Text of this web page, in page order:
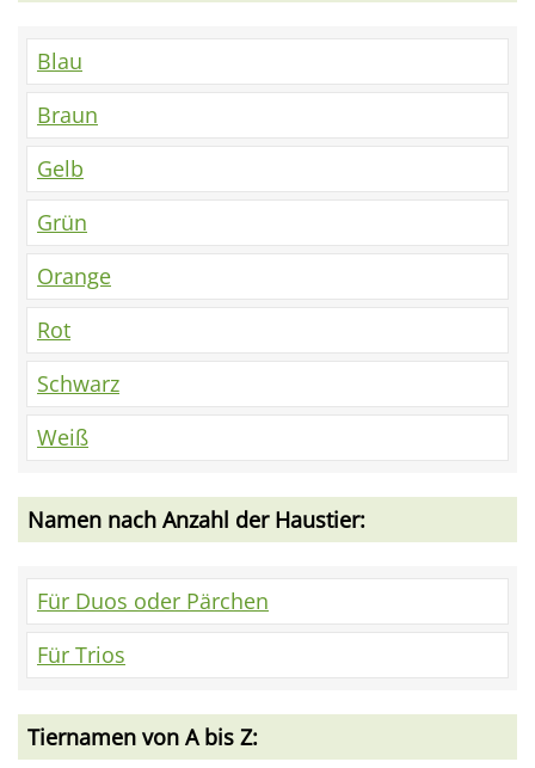
Blau
Braun
Gelb
Grün
Orange
Rot
Schwarz
Weiß
Namen nach Anzahl der Haustier:
Für Duos oder Pärchen
Für Trios
Tiernamen von A bis Z: